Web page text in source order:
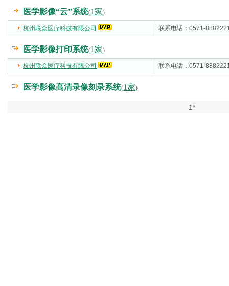
医学影像“云”系统(1家)
杭州联众医疗科技有限公司 联系电话：0571-
医学影像打印系统(1家)
杭州联众医疗科技有限公司 联系电话：0571-
医学影像高清录像刻录系统(1家)
1*